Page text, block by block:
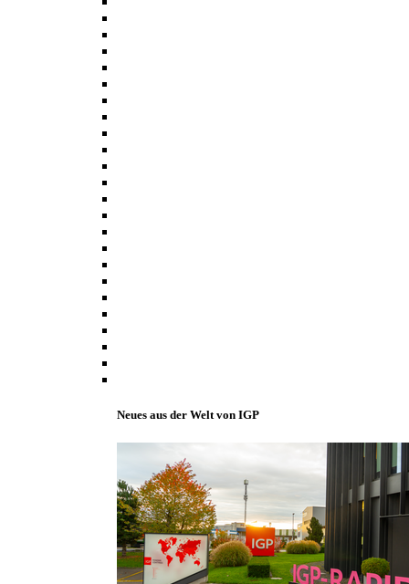
Neues aus der Welt von IGP